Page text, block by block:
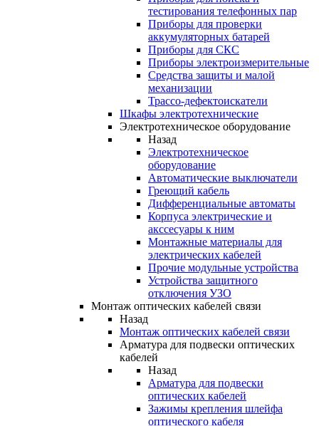
тестирования телефонных пар
Приборы для проверки
аккумуляторных батарей
Приборы для СКС
Приборы электроизмерительные
Средства защиты и малой
механизации
Трассо-дефектоискатели
Шкафы электротехнические
Электротехническое оборудование
Назад
Электротехническое
оборудование
Автоматические выключатели
Греющий кабель
Дифференциальные автоматы
Корпуса электрические и
акссесуары к ним
Монтажные материалы для
электрических кабелей
Прочие модульные устройства
Устройства защитного
отключения УЗО
Монтаж оптических кабелей связи
Назад
Монтаж оптических кабелей связи
Арматура для подвески оптических
кабелей
Назад
Арматура для подвески
оптических кабелей
Зажимы крепления шлейфа
оптического кабеля